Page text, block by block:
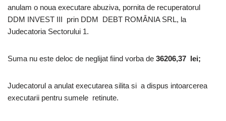
anulam o noua executare abuziva, pornita de recuperatorul
DDM INVEST III prin DDM DEBT ROMÂNIA SRL, la
Judecatoria Sectorului 1.
Suma nu este deloc de neglijat fiind vorba de 36206,37 lei;
Judecatorul a anulat executarea silita si a dispus intoarcerea
executarii pentru sumele retinute.